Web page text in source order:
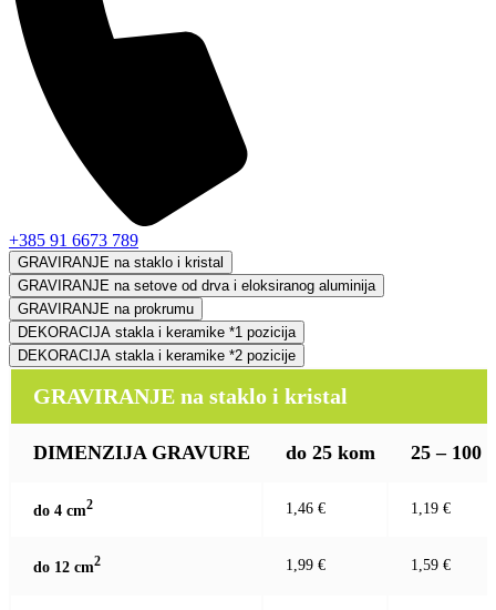
+385 91 6673 789
GRAVIRANJE na staklo i kristal
GRAVIRANJE na setove od drva i eloksiranog aluminija
GRAVIRANJE na prokrumu
DEKORACIJA stakla i keramike *1 pozicija
DEKORACIJA stakla i keramike *2 pozicije
GRAVIRANJE na staklo i kristal
DIMENZIJA GRAVURE do 25 kom 25 – 100
do 4 cm2 1,46 € 1,19 €
do 12 cm2 1,99 € 1,59 €